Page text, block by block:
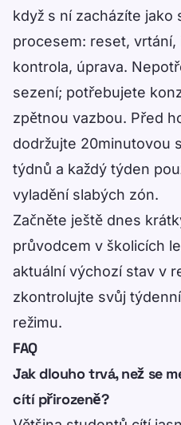
když s ní zacházíte jako
procesem: reset,
kontrola, úprava.
sezení; potřebujete
zpětnou vazbou. Před
dodržujte 20minutovou
týdnů a každý týden
vyladění slabých zón.
Začněte ještě dnes
průvodcem v školicích
aktuální výchozí stav v
zkontrolujte svůj
režimu.
FAQ
Jak dlouho trvá, než se
cítí přirozeně?